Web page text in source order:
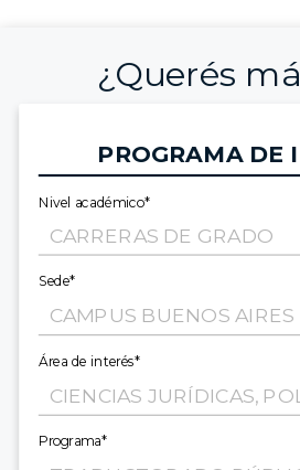
¿Querés
PROGRAMA DE
Nivel académico*
Sede*
Área de interés*
Programa*